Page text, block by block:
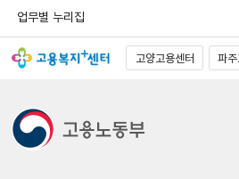
업무별 누리집
고양고용센터 파